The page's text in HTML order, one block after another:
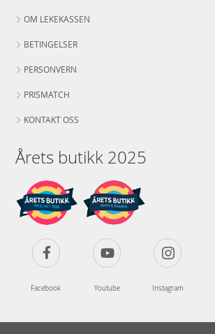
OM LEKEKASSEN
BETINGELSER
PERSONVERN
PRISMATCH
KONTAKT OSS
Årets butikk 2025
Facebook Youtube Instagram